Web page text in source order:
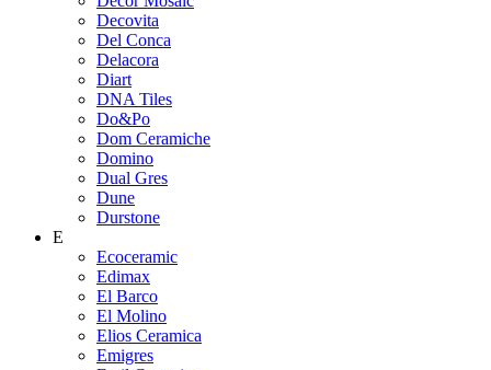
Decovita
Del Conca
Delacora
Diart
DNA Tiles
Do&Po
Dom Ceramiche
Domino
Dual Gres
Dune
Durstone
E
Ecoceramic
Edimax
El Barco
El Molino
Elios Ceramica
Emigres